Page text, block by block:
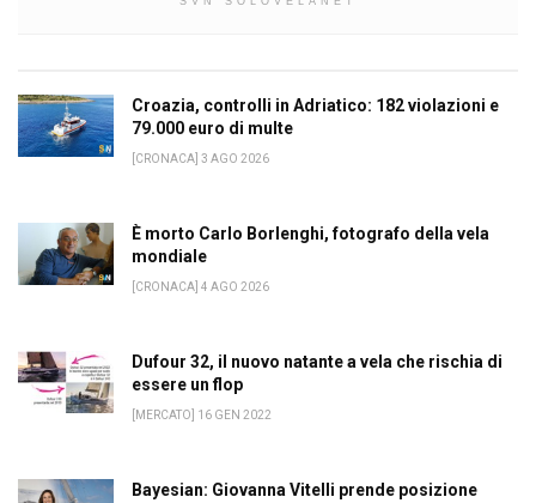
Croazia, controlli in Adriatico: 182 violazioni e
79.000 euro di multe
[CRONACA] 3 AGO 2026
È morto Carlo Borlenghi, fotografo della vela
mondiale
[CRONACA] 4 AGO 2026
Dufour 32, il nuovo natante a vela che rischia di
essere un flop
[MERCATO] 16 GEN 2022
Bayesian: Giovanna Vitelli prende posizione